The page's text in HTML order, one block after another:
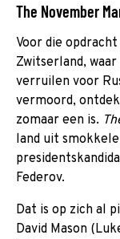
The November
Voor die
Zwitserland,
verruilen voor
vermoord,
zomaar een is.
land uit
Federov.
Dat is op zich al
David Mason